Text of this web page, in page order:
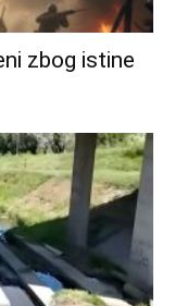
zbog istine